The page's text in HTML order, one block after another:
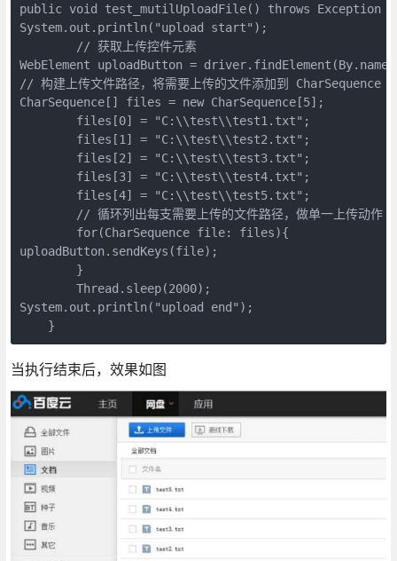
public void test_mutilUploadFile() throws Exception {
System.out.println("upload start");
        // 获取上传控件元素
WebElement uploadButton =
// 构建上传文件路径，将需要上传的文件添加到 CharSequence
CharSequence[] files = new CharSequence[5];
        files[0] = "C:\\test\\test1.txt";
        files[1] = "C:\\test\\test2.txt";
        files[2] = "C:\\test\\test3.txt";
        files[3] = "C:\\test\\test4.txt";
        files[4] = "C:\\test\\test5.txt";
        // 循环列出每支需要上传的文件路径，做单一上传动作
        for(CharSequence file: files){
uploadButton.sendKeys(file);
        }
        Thread.sleep(2000);
System.out.println("upload end");
    }
当执行结束后，效果如图